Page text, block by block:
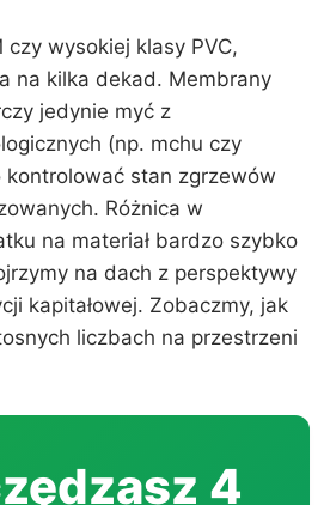
czy wysokiej klasy PVC,
na kilka dekad. Membrany
jedynie myć z
(np. mchu czy
kontrolować stan zgrzewów
Różnica w
na materiał bardzo szybko
na dach z perspektywy
kapitałowej. Zobaczmy, jak
liczbach na przestrzeni
4